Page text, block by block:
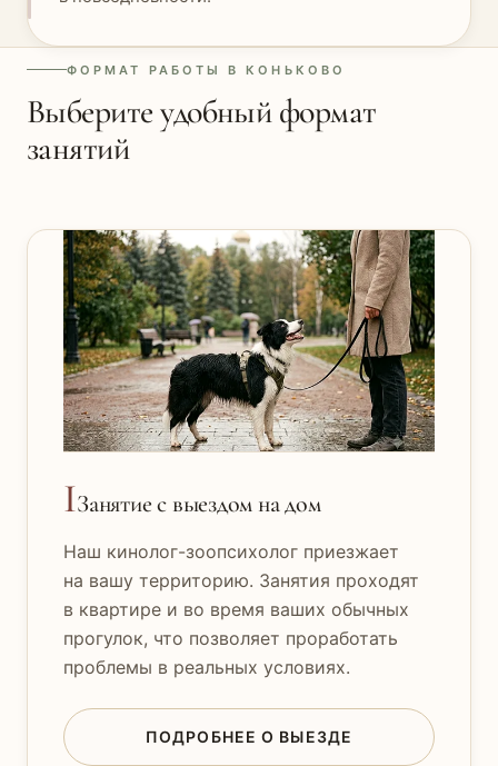
ФОРМАТ РАБОТЫ В КОНЬКОВО
Выберите удобный формат
занятий
IЗанятие с выездом на дом
Наш кинолог-зоопсихолог приезжает
на вашу территорию. Занятия проходят
в квартире и во время ваших обычных
прогулок, что позволяет проработать
проблемы в реальных условиях.
ПОДРОБНЕЕ О ВЫЕЗДЕ